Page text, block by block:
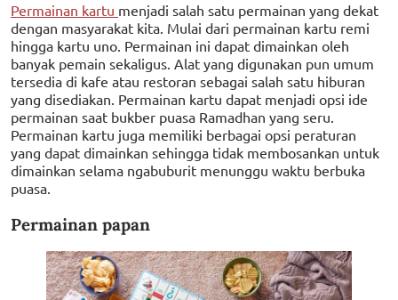
Permainan kartu menjadi salah satu permainan yang dekat
dengan masyarakat kita. Mulai dari permainan kartu remi
hingga kartu uno. Permainan ini dapat dimainkan oleh
banyak pemain sekaligus. Alat yang digunakan pun umum
tersedia di kafe atau restoran sebagai salah satu hiburan
yang disediakan. Permainan kartu dapat menjadi opsi ide
permainan saat bukber puasa Ramadhan yang seru.
Permainan kartu juga memiliki berbagai opsi peraturan
yang dapat dimainkan sehingga tidak membosankan untuk
dimainkan selama ngabuburit menunggu waktu berbuka
puasa.
Permainan papan